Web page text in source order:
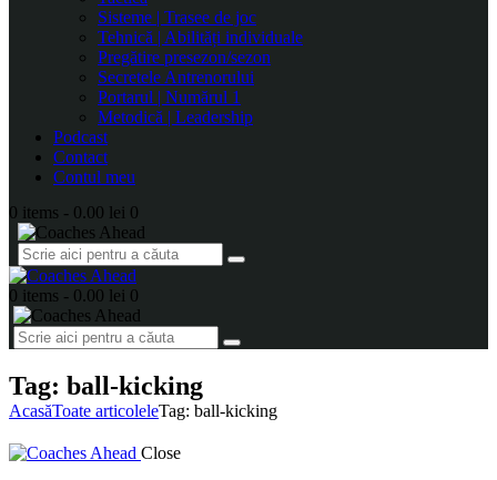
Sisteme | Trasee de joc
Tehnică | Abilități individuale
Pregătire presezon/sezon
Secretele Antrenorului
Portarul | Numărul 1
Metodică | Leadership
Podcast
Contact
Contul meu
0 items - 0.00 lei 0
0 items - 0.00 lei 0
Tag: ball-kicking
AcasăToate articoleleTag: ball-kicking
Close